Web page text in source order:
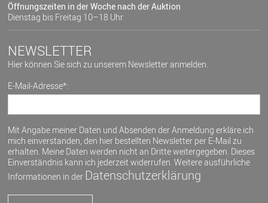
Öffnungszeiten in der Woche nach der Auktion
Dienstag bis Freitag 10–18 Uhr
NEWSLETTER
Hier können Sie sich zu unserem Newsletter anmelden.
E-Mail-Adresse*:
Mit Angabe meiner Daten und Absenden der Anmeldung erkläre ich
mich einverstanden, den hier bestellten Newsletter per E-Mail zu
erhalten. Meine Daten werden nicht an Dritte weitergegeben. Dieses
Einverständnis kann ich jederzeit widerrufen. Weitere ausführliche
Informationen in der Datenschutzerklärung